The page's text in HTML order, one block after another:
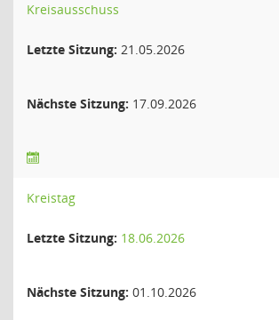
Kreisausschuss
Letzte Sitzung: 21.05.2026
Nächste Sitzung: 17.09.2026
Kreistag
Letzte Sitzung: 18.06.2026
Nächste Sitzung: 01.10.2026